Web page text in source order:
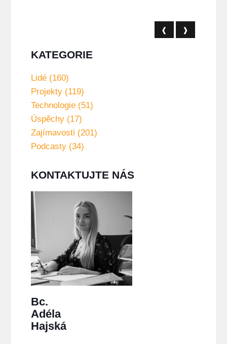
❰ ❱
KATEGORIE
Lidé (160)
Projekty (119)
Technologie (51)
Úspěchy (17)
Zajímavosti (201)
Podcasty (34)
KONTAKTUJTE NÁS
Bc.
Adéla
Hajská